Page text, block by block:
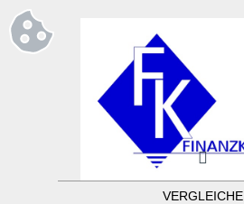
VERGLEICHE